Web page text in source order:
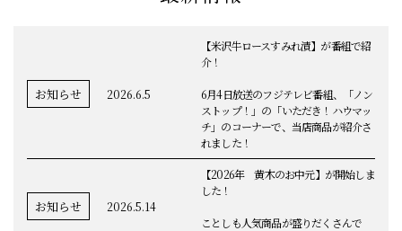
【米沢牛ロースすみれ漬】が番組で紹
6月4日放送のフジテレビ番組、「ノン
ストップ！」の「いただき！ハウマッ
チ」のコーナーで、当店商品が紹介さ
れました！
【2026年 黄木のお中元】が開始しま